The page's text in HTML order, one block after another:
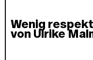
Wenig
von Ulrike